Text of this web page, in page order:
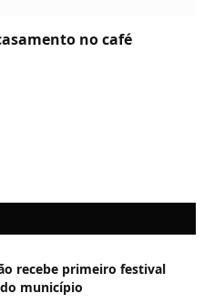
no café
recebe primeiro festival
município